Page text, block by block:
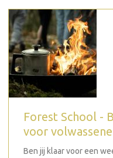
Forest School -
voor
Ben jij klaar voor een